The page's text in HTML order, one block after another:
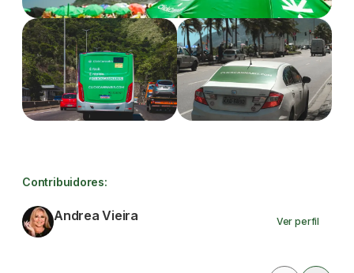
Contribuidores:
Andrea Vieira Ver perfil